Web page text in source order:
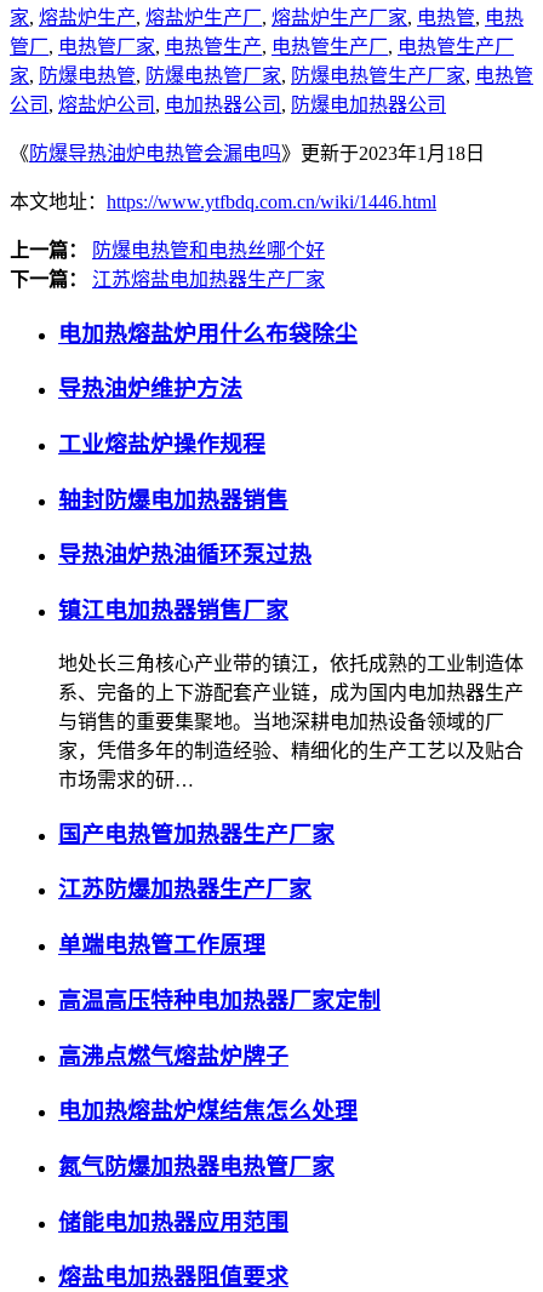
家, 熔盐炉生产, 熔盐炉生产厂, 熔盐炉生产厂家, 电热管, 电热
管厂, 电热管厂家, 电热管生产, 电热管生产厂, 电热管生产厂
家, 防爆电热管, 防爆电热管厂家, 防爆电热管生产厂家, 电热管
公司 , 熔盐炉公司 , 电加热器公司 , 防爆电加热器公司
《 防爆导热油炉电热管会漏电吗》更新于2023年1月18日
本文地址： https://www.ytfbdq.com.cn/wiki/1446.html
上一篇：
防爆电热管和电热丝哪个好
下一篇：
江苏熔盐电加热器生产厂家
电加热熔盐炉用什么布袋除尘
导热油炉维护方法
工业熔盐炉操作规程
轴封防爆电加热器销售
导热油炉热油循环泵过热
镇江电加热器销售厂家
地处长三角核心产业带的镇江，依托成熟的工业制造体
系、完备的上下游配套产业链，成为国内电加热器生产
与销售的重要集聚地。当地深耕电加热设备领域的厂
家，凭借多年的制造经验、精细化的生产工艺以及贴合
市场需求的研…
国产电热管加热器生产厂家
江苏防爆加热器生产厂家
单端电热管工作原理
高温高压特种电加热器厂家定制
高沸点燃气熔盐炉牌子
电加热熔盐炉煤结焦怎么处理
氮气防爆加热器电热管厂家
储能电加热器应用范围
熔盐电加热器阻值要求